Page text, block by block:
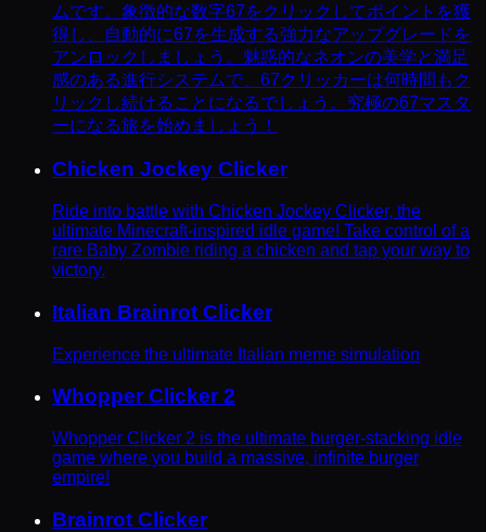
ムです。象徴的な数字67をクリックしてポイントを獲
得し、自動的に67を生成する強力なアップグレードを
アンロックしましょう。魅惑的なネオンの美学と満足
感のある進行システムで、67クリッカーは何時間もク
リックし続けることになるでしょう。究極の67マスタ
ーになる旅を始めましょう！
Chicken Jockey Clicker
Ride into battle with Chicken Jockey Clicker, the
ultimate Minecraft-inspired idle game! Take control of a
rare Baby Zombie riding a chicken and tap your way to
victory.
Italian Brainrot Clicker
Experience the ultimate Italian meme simulation
Whopper Clicker 2
Whopper Clicker 2 is the ultimate burger-stacking idle
game where you build a massive, infinite burger
empire!
Brainrot Clicker